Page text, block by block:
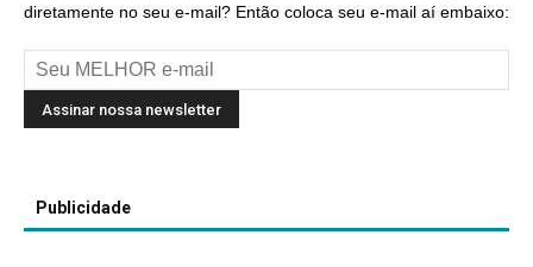
diretamente no seu e-mail? Então coloca seu e-mail aí embaixo:
Publicidade